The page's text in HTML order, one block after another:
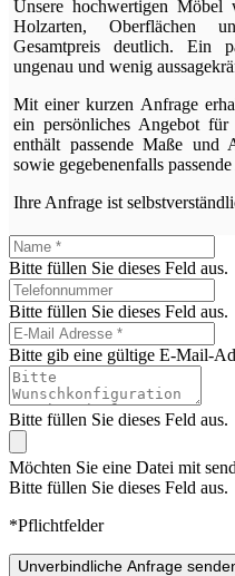
Unsere hochwertigen Möbel
Holzarten, Oberflächen
Gesamtpreis deutlich. Ein
ungenau und wenig
Mit einer kurzen Anfrage
ein persönliches Angebot
enthält passende Maße und
sowie gegebenenfalls
Ihre Anfrage ist
Bitte füllen Sie dieses Feld aus.
Bitte füllen Sie dieses Feld aus.
Bitte gib eine gültige E-Mail-
Bitte füllen Sie dieses Feld aus.
Möchten Sie eine Datei mit
Bitte füllen Sie dieses Feld aus.
*Pflichtfelder
Unverbindliche Anfrage